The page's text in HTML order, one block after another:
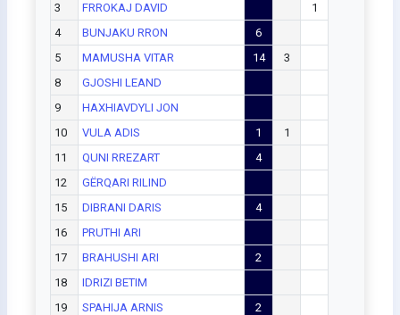
3
FRROKAJ DAVID
1
4
BUNJAKU RRON
6
5
MAMUSHA VITAR 14
3
8
GJOSHI LEAND
9
HAXHIAVDYLI JON
10
VULA ADIS 1
1
11
QUNI RREZART
4
12
GËRQARI RILIND
15
DIBRANI DARIS
4
16
PRUTHI ARI
17
BRAHUSHI ARI
2
18
IDRIZI BETIM
19
SPAHIJA ARNIS
2